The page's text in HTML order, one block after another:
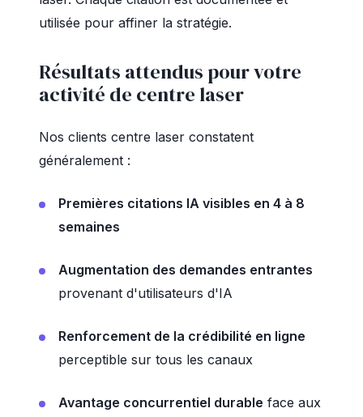
utilisée pour affiner la stratégie.
Résultats attendus pour votre
activité de centre laser
Nos clients centre laser constatent
généralement :
Premières citations IA visibles en 4 à 8
semaines
Augmentation des demandes entrantes
provenant d'utilisateurs d'IA
Renforcement de la crédibilité en ligne
perceptible sur tous les canaux
Avantage concurrentiel durable face aux